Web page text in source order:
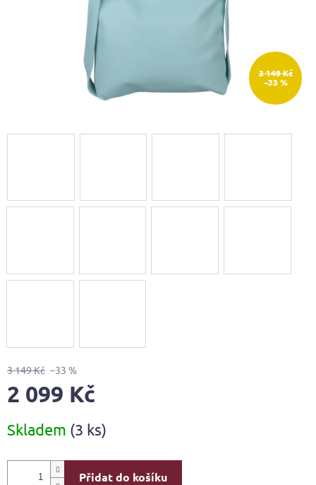
3 149 Kč
–33 %
3 149 Kč –33 %
2 099 Kč
cena:
Skladem (3 ks)
Přidat do košíku